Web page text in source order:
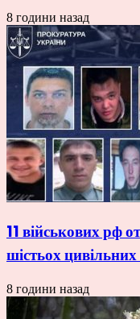
8 години назад
11 військових рф
шістьох
8 години назад